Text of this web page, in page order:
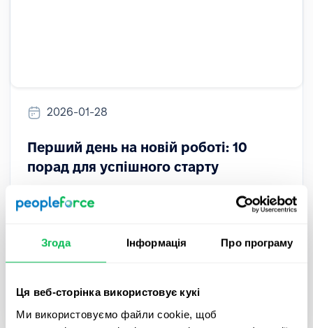
Згода Інформація Про програму
Ця веб-сторінка використовує кукі
Ми використовуємо файли cookie, щоб
2026-01-28
Перший день на новій роботі: 10
порад для успішного старту
Перший день на новій роботі може бути
справити гарне перше враження та успішно